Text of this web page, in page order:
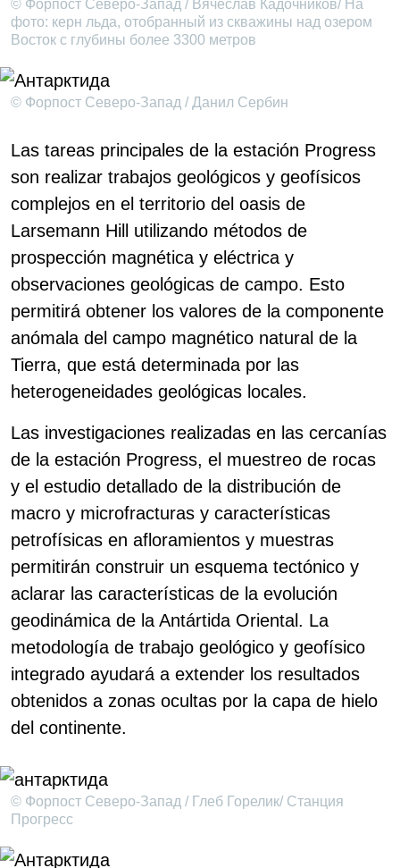
© Форпост Северо-Запад / Вячеслав Кадочников/ На
фото: керн льда, отобранный из скважины над озером
Восток с глубины более 3300 метров
© Форпост Северо-Запад / Данил Сербин
Las tareas principales de la estación Progress
son realizar trabajos geológicos y geofísicos
complejos en el territorio del oasis de
Larsemann Hill utilizando métodos de
prospección magnética y eléctrica y
observaciones geológicas de campo. Esto
permitirá obtener los valores de la componente
anómala del campo magnético natural de la
Tierra, que está determinada por las
heterogeneidades geológicas locales.
Las investigaciones realizadas en las cercanías
de la estación Progress, el muestreo de rocas
y el estudio detallado de la distribución de
macro y microfracturas y características
petrofísicas en afloramientos y muestras
permitirán construir un esquema tectónico y
aclarar las características de la evolución
geodinámica de la Antártida Oriental. La
metodología de trabajo geológico y geofísico
integrado ayudará a extender los resultados
obtenidos a zonas ocultas por la capa de hielo
del continente.
© Форпост Северо-Запад / Глеб Горелик/ Станция
Прогресс